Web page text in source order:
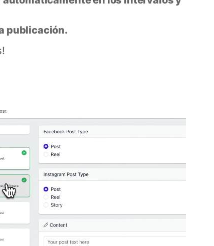
publicación.